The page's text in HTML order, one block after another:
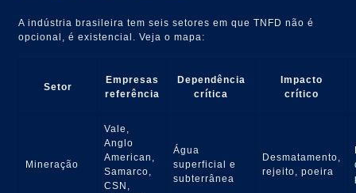
A indústria brasileira tem seis setores em que TNFD não é
opcional, é existencial. Veja o mapa:
Setor
Empresas
referência
Dependência
crítica
Impacto
crítico
Mineração
Vale,
Anglo
American,
Samarco,
CSN,
Água
superficial e
subterrânea
Desmatamento,
rejeito, poeira